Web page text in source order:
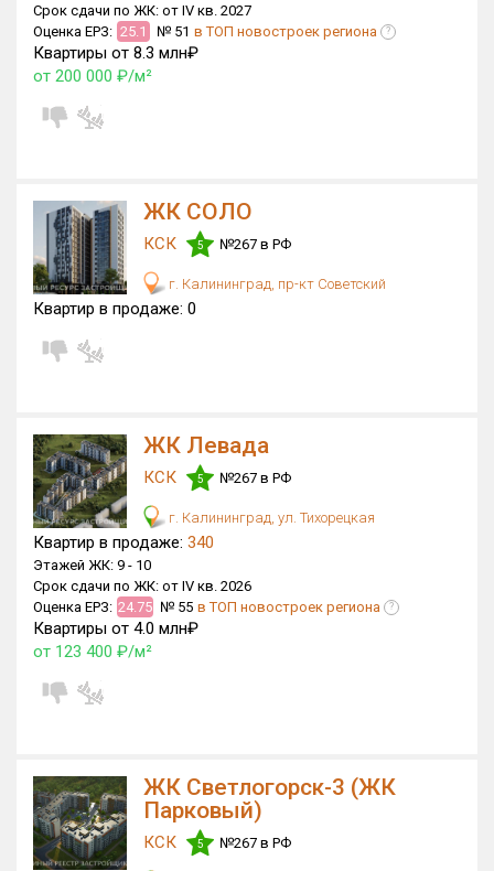
Срок сдачи
от Сдан в 2015 до IV кв. 2030
Вид объекта
×ДАП
Только новые
Оценка ЕРЗ ЖК
от
Рейтинг ЕРЗ
Найдено:
Жилых комплексов
Многоквартирных домов
Блокированных домов
Домов с апартаментами
Поселков таунхаусов
Блокированных домов
Срок сдачи по ЖК: от IV кв. 2027
Оценка ЕРЗ: 25.1 № 51 в ТОП новостроек региона ?
Квартиры от 8.3 млн₽
от 200 000 ₽/м²
ЖК СОЛО
КСК 5 №267 в РФ
г. Калининград, пр-кт Советский
Квартир в продаже: 0
ЖК Левада
КСК 5 №267 в РФ
г. Калининград, ул. Тихорецкая
Квартир в продаже: 340
Этажей ЖК: 9 - 10
Срок сдачи по ЖК: от IV кв. 2026
Оценка ЕРЗ: 24.75 № 55 в ТОП новостроек региона ?
Квартиры от 4.0 млн₽
от 123 400 ₽/м²
ЖК Светлогорск-3 (ЖК
Парковый)
КСК 5 №267 в РФ